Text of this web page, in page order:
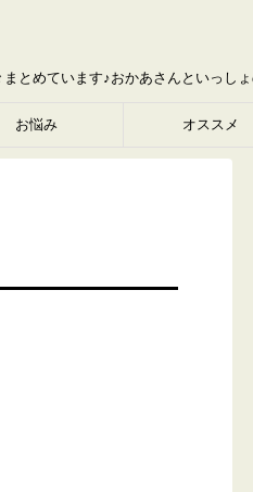
とめています♪おかあさんといっし
お悩み オススメ